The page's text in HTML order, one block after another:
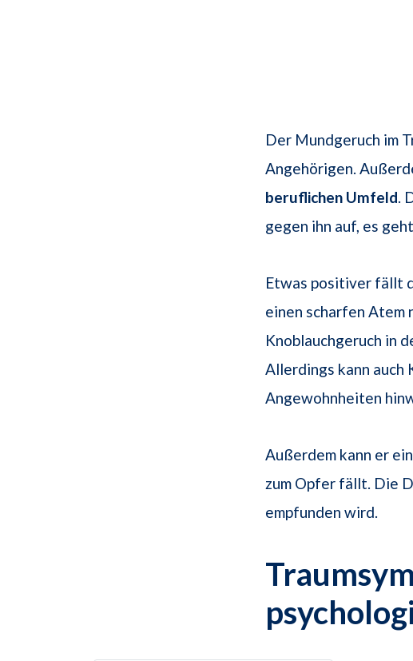
Der Mundgeruch im
Angehörigen.
beruflichen Umfeld.
gegen ihn auf, es
Etwas positiver fällt
einen scharfen Atem
Knoblauchgeruch in
Allerdings kann auch
Angewohnheiten
Außerdem kann er
zum Opfer fällt. Die
empfunden wird.